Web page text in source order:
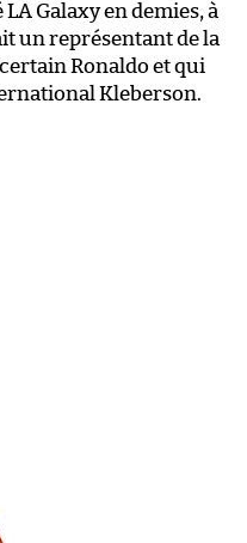
Galaxy en demies, à
un représentant de la
Ronaldo et qui
Kleberson.